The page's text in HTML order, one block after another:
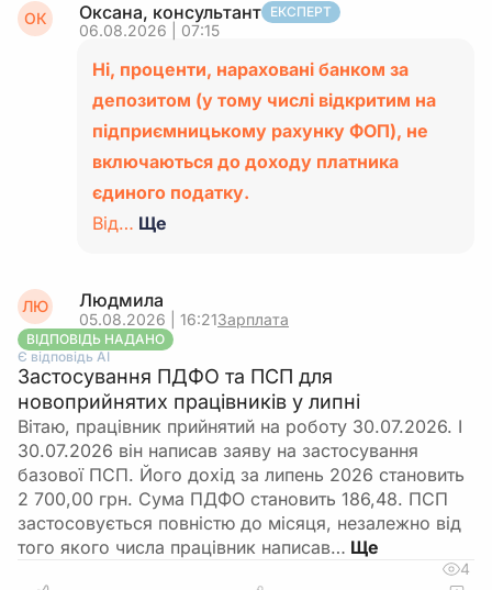
ОК Оксана, консультант ЕКСПЕРТ
06.08.2026 | 07:15
Ні, проценти, нараховані банком за
депозитом (у тому числі відкритим на
підприємницькому рахунку ФОП), не
включаються до доходу платника
єдиного податку.
Від… Ще
ЛЮ Людмила
05.08.2026 | 16:21Зарплата
ВІДПОВІДЬ НАДАНО
Є відповідь АІ
Застосування ПДФО та ПСП для
новоприйнятих працівників у липні
Вітаю, працівник прийнятий на роботу 30.07.2026. І
30.07.2026 він написав заяву на застосування
базової ПСП. Його дохід за липень 2026 становить
2 700,00 грн. Сума ПДФО становить 186,48. ПСП
застосовується повністю до місяця, незалежно від
того якого числа працівник написав…
4